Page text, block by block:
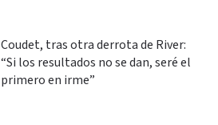
Coudet, tras otra derrota de River:
“Si los resultados no se dan, seré el
primero en irme”